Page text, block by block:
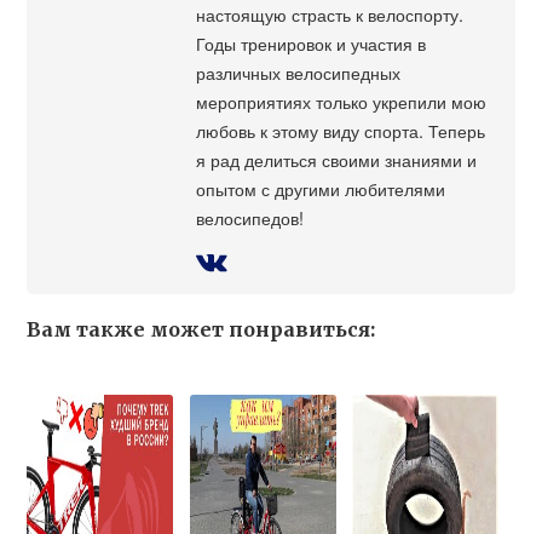
настоящую страсть к велоспорту.
Годы тренировок и участия в
различных велосипедных
мероприятиях только укрепили мою
любовь к этому виду спорта. Теперь
я рад делиться своими знаниями и
опытом с другими любителями
велосипедов!
Вам также может понравиться: